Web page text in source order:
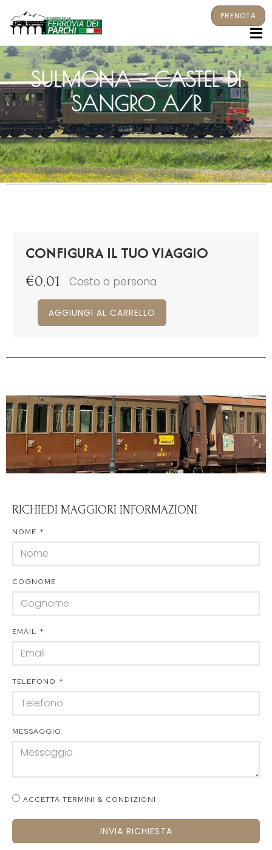
PRENOTA
SULMONA – CASTEL DI
SANGRO A/R
CONFIGURA IL TUO VIAGGIO
€0.01 Costo a persona
AGGIUNGI AL CARRELLO
RICHIEDI MAGGIORI INFORMAZIONI
NOME
COGNOME
EMAIL
TELEFONO
MESSAGGIO
ACCETTA TERMINI & CONDIZIONI
INVIA RICHIESTA